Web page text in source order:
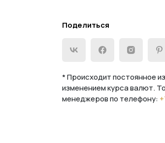
Поделиться
* Происходит постоянное
изменением курса валют.
менеджеров по телефону: